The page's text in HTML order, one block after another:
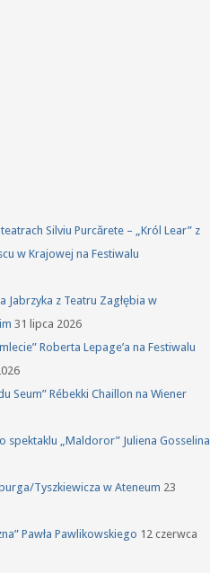
Silviu Purcărete – „Król Lear” z
w Krajowej na Festiwalu
Jabrzyka z Teatru Zagłębia w
31 lipca 2026
Roberta Lepage’a na Festiwalu
Seum” Rébekki Chaillon na Wiener
spektaklu „Maldoror” Juliena Gosselina
Tyszkiewicza w Ateneum 23
Pawła Pawlikowskiego 12 czerwca